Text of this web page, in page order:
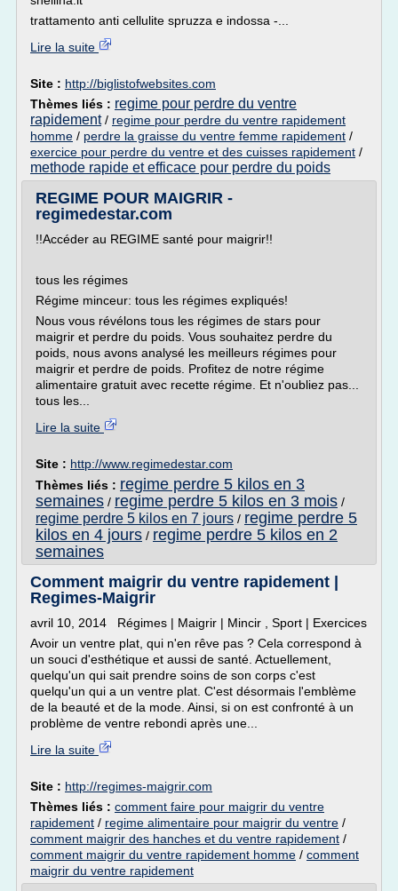
trattamento anti cellulite spruzza e indossa -...
Lire la suite
Site : http://biglistofwebsites.com
Thèmes liés : regime pour perdre du ventre
rapidement/ regime pour perdre du ventre rapidement
homme / perdre la graisse du ventre femme rapidement /
exercice pour perdre du ventre et des cuisses rapidement /
methode rapide et efficace pour perdre du poids
REGIME POUR MAIGRIR -
regimedestar.com
!!Accéder au REGIME santé pour maigrir!!
tous les régimes
Régime minceur: tous les régimes expliqués!
Nous vous révélons tous les régimes de stars pour
maigrir et perdre du poids. Vous souhaitez perdre du
poids, nous avons analysé les meilleurs régimes pour
maigrir et perdre de poids. Profitez de notre régime
alimentaire gratuit avec recette régime. Et n'oubliez pas...
tous les...
Lire la suite
Site : http://www.regimedestar.com
Thèmes liés : regime perdre 5 kilos en 3
semaines / regime perdre 5 kilos en 3 mois /
regime perdre 5 kilos en 7 jours / regime perdre 5
kilos en 4 jours / regime perdre 5 kilos en 2
semaines
Comment maigrir du ventre rapidement |
Regimes-Maigrir
avril 10, 2014 Régimes | Maigrir | Mincir , Sport | Exercices
Avoir un ventre plat, qui n'en rêve pas ? Cela correspond à
un souci d'esthétique et aussi de santé. Actuellement,
quelqu'un qui sait prendre soins de son corps c'est
quelqu'un qui a un ventre plat. C'est désormais l'emblème
de la beauté et de la mode. Ainsi, si on est confronté à un
problème de ventre rebondi après une...
Lire la suite
Site : http://regimes-maigrir.com
Thèmes liés : comment faire pour maigrir du ventre
rapidement / regime alimentaire pour maigrir du ventre /
comment maigrir des hanches et du ventre rapidement /
comment maigrir du ventre rapidement homme / comment
maigrir du ventre rapidement